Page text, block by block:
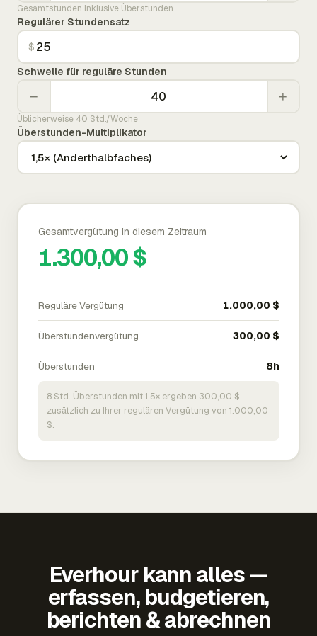
Gesamtstunden inklusive Überstunden
Regulärer Stundensatz
$
Schwelle für reguläre Stunden
− +
Üblicherweise 40 Std./Woche
Überstunden-Multiplikator
Gesamtvergütung in diesem Zeitraum
1.300,00 $
Reguläre Vergütung 1.000,00 $
Überstundenvergütung 300,00 $
Überstunden 8h
8 Std. Überstunden mit 1,5× ergeben 300,00 $
zusätzlich zu Ihrer regulären Vergütung von 1.000,00
$.
Everhour kann alles —
erfassen, budgetieren,
berichten & abrechnen